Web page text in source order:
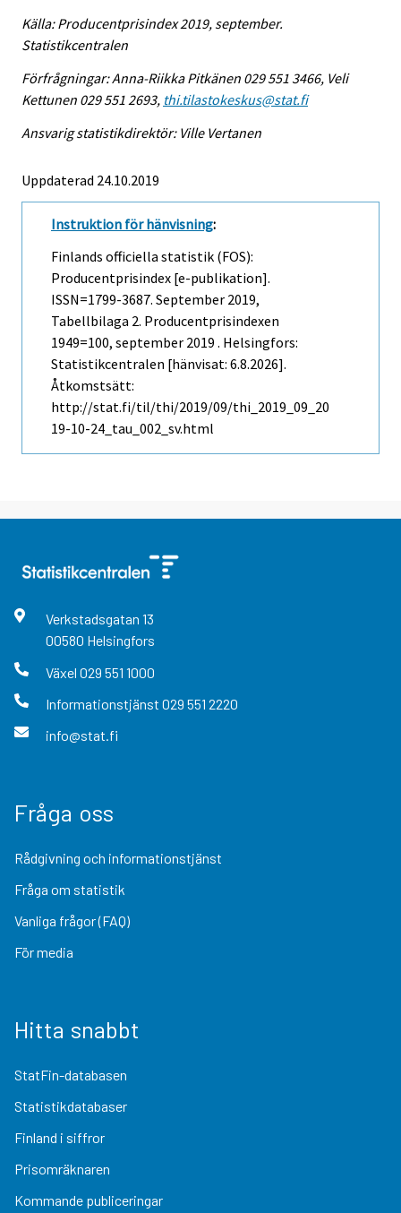
Källa: Producentprisindex 2019, september.
Statistikcentralen
Förfrågningar: Anna-Riikka Pitkänen 029 551 3466, Veli
Kettunen 029 551 2693, thi.tilastokeskus@stat.fi
Ansvarig statistikdirektör: Ville Vertanen
Uppdaterad 24.10.2019
Instruktion för hänvisning:
Finlands officiella statistik (FOS):
Producentprisindex [e-publikation].
ISSN=1799-3687. September 2019,
Tabellbilaga 2. Producentprisindexen
1949=100, september 2019 . Helsingfors:
Statistikcentralen [hänvisat: 6.8.2026].
Åtkomstsätt:
http://stat.fi/til/thi/2019/09/thi_2019_09_20
19-10-24_tau_002_sv.html
Verkstadsgatan 13
00580 Helsingfors
Växel 029 551 1000
Informationstjänst 029 551 2220
info@stat.fi
Fråga oss
Rådgivning och informationstjänst
Fråga om statistik
Vanliga frågor (FAQ)
För media
Hitta snabbt
StatFin-databasen
Statistikdatabaser
Finland i siffror
Prisomräknaren
Kommande publiceringar